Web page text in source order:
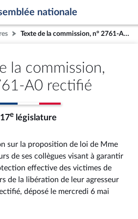
nationale
Texte de la commission, n° 2761-A0 rectifié
la commission,
A0 rectifié
17e législature
sur la proposition de loi de Mme
de ses collègues visant à garantir
effective des victimes de
de la libération de leur agresseur
, déposé le mercredi 6 mai